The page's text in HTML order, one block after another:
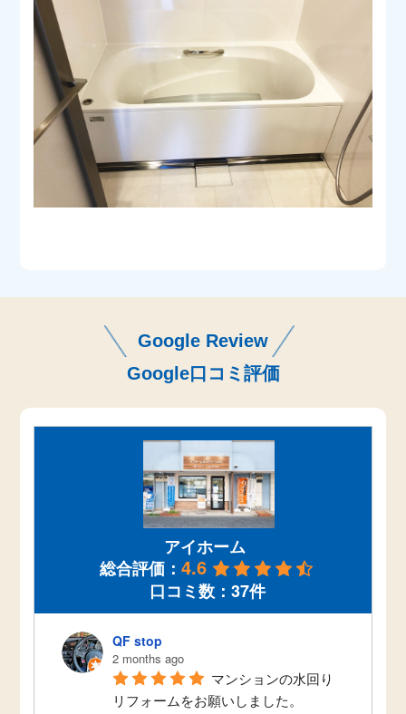
Google Review
Google口コミ評価
アイホーム
総合評価： 4.6
口コミ数：37件
QF stop
2 months ago
マンションの水回り
リフォームをお願いしました。